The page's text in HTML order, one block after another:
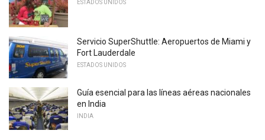
ESTADOS UNIDOS
Servicio SuperShuttle: Aeropuertos de Miami y
Fort Lauderdale
ESTADOS UNIDOS
Guía esencial para las líneas aéreas nacionales
en India
INDIA